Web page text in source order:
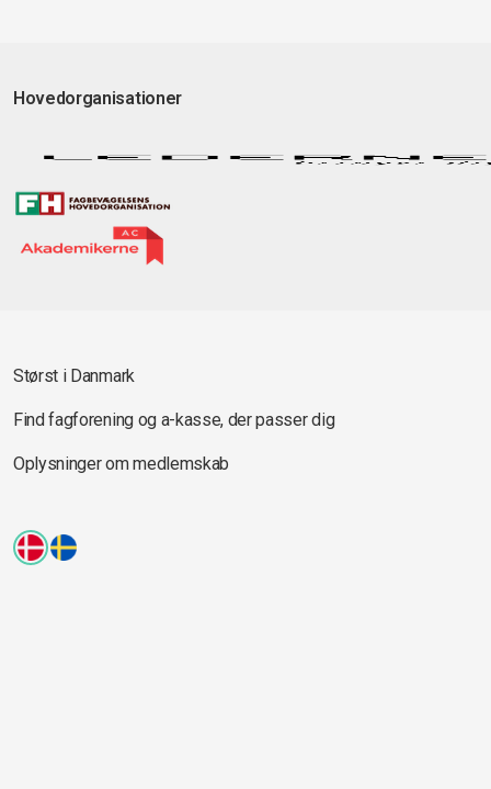
Hovedorganisationer
Størst i Danmark
Find fagforening og a-kasse, der passer dig
Oplysninger om medlemskab